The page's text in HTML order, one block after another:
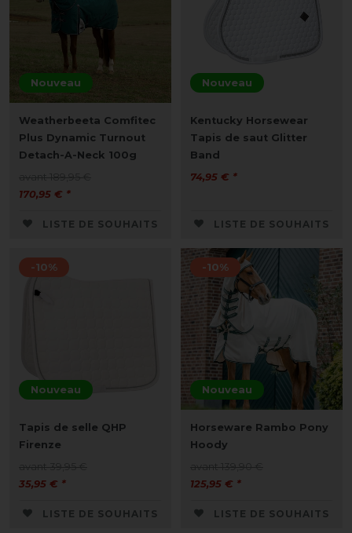
Nouveau
Weatherbeeta Comfitec
Plus Dynamic Turnout
Detach-A-Neck 100g
170,95 € *
LISTE DE SOUHAITS
Nouveau
Kentucky Horsewear
Tapis de saut Glitter
Band
74,95 € *
LISTE DE SOUHAITS
Nouveau
-10%
Tapis de selle QHP
Firenze
35,95 € *
LISTE DE SOUHAITS
Nouveau
-10%
Horseware Rambo Pony
Hoody
125,95 € *
LISTE DE SOUHAITS